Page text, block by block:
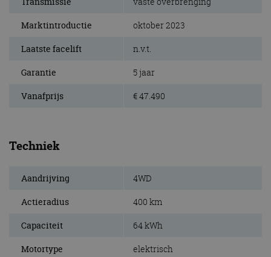
Marktintroductie oktober 2023
Laatste facelift n.v.t.
Garantie 5 jaar
Vanafprijs € 47.490
Techniek
Aandrijving 4WD
Actieradius 400 km
Capaciteit 64 kWh
Motortype elektrisch